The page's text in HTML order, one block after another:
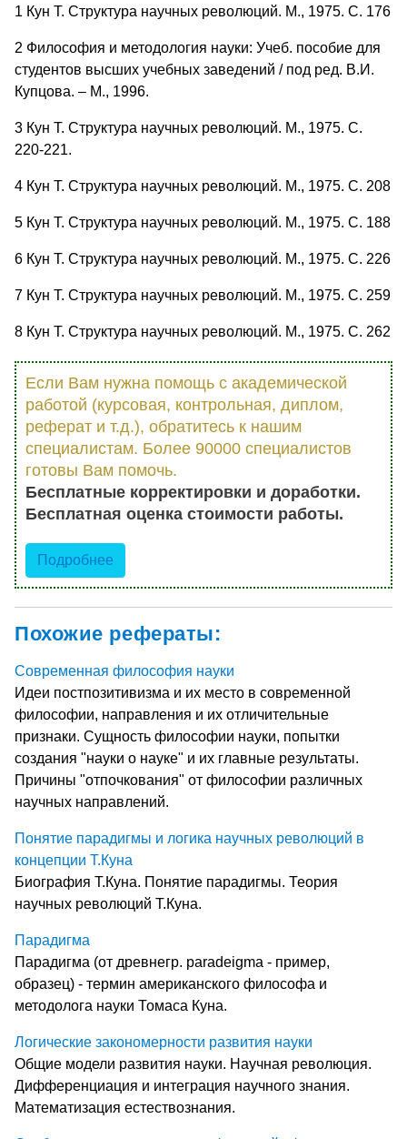
1 Кун Т. Структура научных революций. М., 1975. С. 176
2 Философия и методология науки: Учеб. пособие для
студентов высших учебных заведений / под ред. В.И.
Купцова. – М., 1996.
3 Кун Т. Структура научных революций. М., 1975. С.
220-221.
4 Кун Т. Структура научных революций. М., 1975. С. 208
5 Кун Т. Структура научных революций. М., 1975. С. 188
6 Кун Т. Структура научных революций. М., 1975. С. 226
7 Кун Т. Структура научных революций. М., 1975. С. 259
8 Кун Т. Структура научных революций. М., 1975. С. 262
Если Вам нужна помощь с академической
работой (курсовая, контрольная, диплом,
реферат и т.д.), обратитесь к нашим
специалистам. Более 90000 специалистов
готовы Вам помочь.
Бесплатные корректировки и доработки.
Бесплатная оценка стоимости работы.
Подробнее
Похожие рефераты:
Современная философия науки
Идеи постпозитивизма и их место в современной
философии, направления и их отличительные
признаки. Сущность философии науки, попытки
создания "науки о науке" и их главные результаты.
Причины "отпочкования" от философии различных
научных направлений.
Понятие парадигмы и логика научных революций в
концепции Т.Куна
Биография Т.Куна. Понятие парадигмы. Теория
научных революций Т.Куна.
Парадигма
Парадигма (от древнегр. paradeigma - пример,
образец) - термин американского философа и
методолога науки Томаса Куна.
Логические закономерности развития науки
Общие модели развития науки. Научная революция.
Дифференциация и интеграция научного знания.
Математизация естествознания.